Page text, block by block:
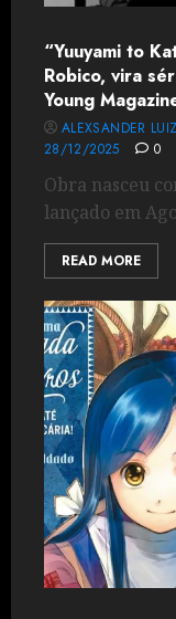
“Yuuyami to
Robico, vira
Young
ALEXSANDER LUIZ
28/12/2025
0
Obra nasceu
lançado em
READ MORE